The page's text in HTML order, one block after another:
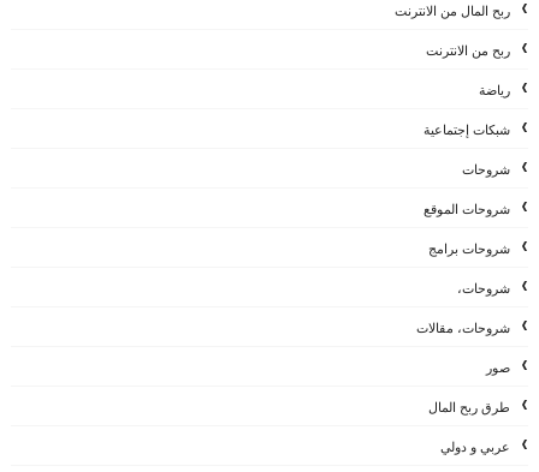
ربح المال من الانترنت
ربح من الانترنت
رياضة
شبكات إجتماعية
شروحات
شروحات الموقع
شروحات برامج
شروحات،
شروحات، مقالات
صور
طرق ربح المال
عربي و دولي